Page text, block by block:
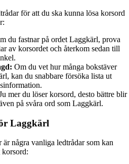
för att du ska kunna lösa korsord
du fastnar på ordet Laggkärl, prova
av korsordet och återkom sedan till
Om du vet hur många bokstäver
kan du snabbare försöka lista ut
mer du löser korsord, desto bättre blir
på svåra ord som Laggkärl.
Laggkärl
några vanliga ledtrådar som kan